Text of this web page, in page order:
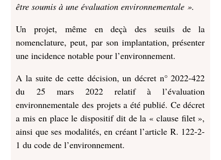
être soumis à une évaluation environnementale ».
Un projet, même en deçà des seuils de la
nomenclature, peut, par son implantation, présenter
une incidence notable pour l’environnement.
A la suite de cette décision, un décret n° 2022-422
du 25 mars 2022 relatif à l’évaluation
environnementale des projets a été publié. Ce décret
a mis en place le dispositif dit de la « clause filet »,
ainsi que ses modalités, en créant l’article R. 122-2-
1 du code de l’environnement.